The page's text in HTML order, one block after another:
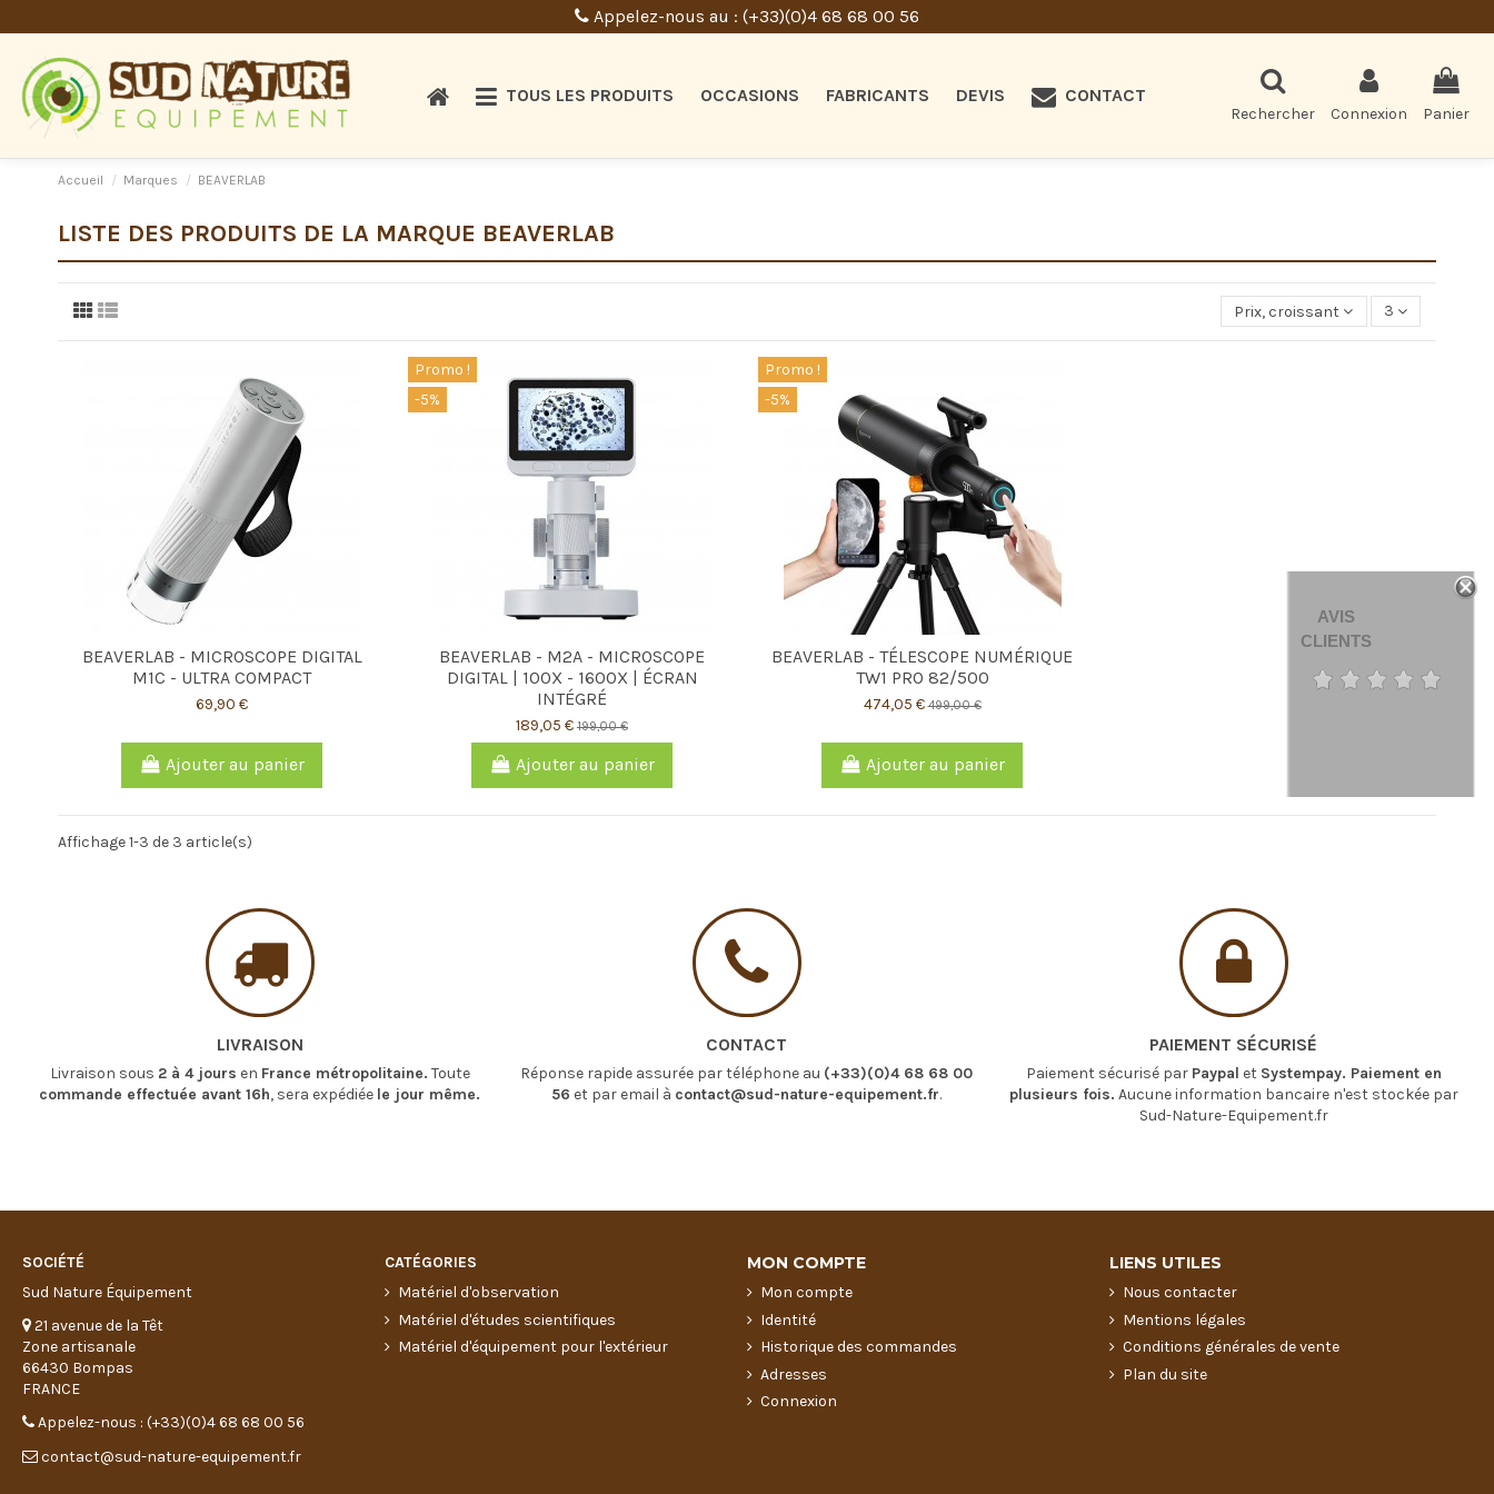
Appelez-nous au : (+33)(0)4 68 68 00 56
TOUS LES PRODUITS OCCASIONS FABRICANTS DEVIS CONTACT
Rechercher Connexion Panier
Accueil Marques BEAVERLAB
LISTE DES PRODUITS DE LA MARQUE BEAVERLAB
Prix, croissant 3
BEAVERLAB - MICROSCOPE DIGITAL
M1C - ULTRA COMPACT
69,90 €
Ajouter au panier
Promo !
-5%
BEAVERLAB - M2A - MICROSCOPE
DIGITAL | 100X - 1600X | ÉCRAN
INTÉGRÉ
189,05 € 199,00 €
Ajouter au panier
Promo !
-5%
BEAVERLAB - TÉLESCOPE NUMÉRIQUE
TW1 PRO 82/500
474,05 €499,00 €
Ajouter au panier
Affichage 1-3 de 3 article(s)
LIVRAISON
Livraison sous 2 à 4 jours en France métropolitaine. Toute
commande effectuée avant 16h, sera expédiée le jour même.
CONTACT
Réponse rapide assurée par téléphone au (+33)(0)4 68 68 00
56 et par email à contact@sud-nature-equipement.fr.
PAIEMENT SÉCURISÉ
Paiement sécurisé par Paypal et Systempay. Paiement en
plusieurs fois. Aucune information bancaire n'est stockée par
Sud-Nature-Equipement.fr
SOCIÉTÉ
Sud Nature Équipement
21 avenue de la Têt
Zone artisanale
66430 Bompas
FRANCE
Appelez-nous : (+33)(0)4 68 68 00 56
contact@sud-nature-equipement.fr
CATÉGORIES
Matériel d'observation
Matériel d'études scientifiques
Matériel d'équipement pour l'extérieur
MON COMPTE
Mon compte
Identité
Historique des commandes
Adresses
Connexion
LIENS UTILES
Nous contacter
Mentions légales
Conditions générales de vente
Plan du site
AVIS
CLIENTS